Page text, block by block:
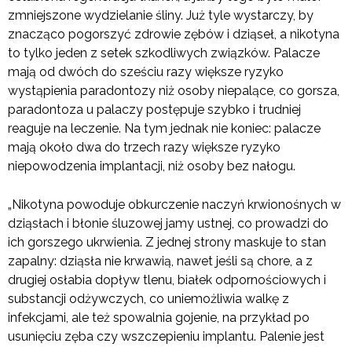
zmniejszone wydzielanie śliny. Już tyle wystarczy, by
znacząco pogorszyć zdrowie zębów i dziąseł, a nikotyna
to tylko jeden z setek szkodliwych związków. Palacze
mają od dwóch do sześciu razy większe ryzyko
wystąpienia paradontozy niż osoby niepalące, co gorsza,
paradontoza u palaczy postępuje szybko i trudniej
reaguje na leczenie. Na tym jednak nie koniec: palacze
mają około dwa do trzech razy większe ryzyko
niepowodzenia implantacji, niż osoby bez nałogu.
„Nikotyna powoduje obkurczenie naczyń krwionośnych w
dziąsłach i błonie śluzowej jamy ustnej, co prowadzi do
ich gorszego ukrwienia. Z jednej strony maskuje to stan
zapalny: dziąsła nie krwawią, nawet jeśli są chore, a z
drugiej osłabia dopływ tlenu, białek odpornościowych i
substancji odżywczych, co uniemożliwia walkę z
infekcjami, ale też spowalnia gojenie, na przykład po
usunięciu zęba czy wszczepieniu implantu. Palenie jest